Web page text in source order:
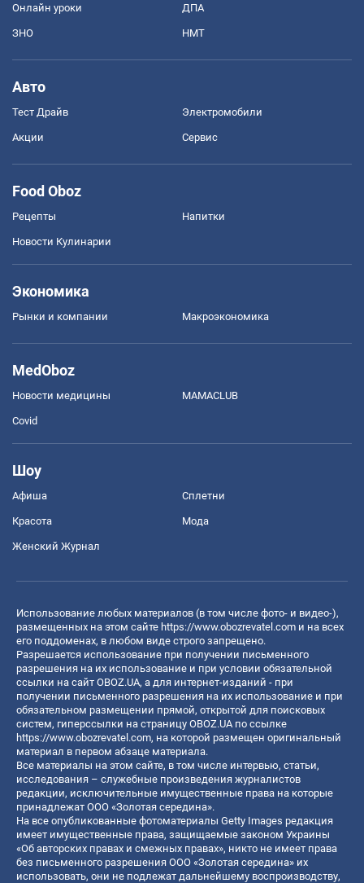
Онлайн уроки ДПА
ЗНО НМТ
Авто
Тест Драйв Электромобили
Акции Сервис
Food Oboz
Рецепты Напитки
Новости Кулинарии
Экономика
Рынки и компании Mакроэкономика
MedOboz
Новости медицины MAMACLUB
Covid
Шоу
Афиша Сплетни
Красота Мода
Женский Журнал
Использование любых материалов (в том числе фото- и видео-),
размещенных на этом сайте https://www.obozrevatel.com и на всех
его поддоменах, в любом виде строго запрещено.
Разрешается использование при получении письменного
разрешения на их использование и при условии обязательной
ссылки на сайт OBOZ.UA, а для интернет-изданий - при
получении письменного разрешения на их использование и при
обязательном размещении прямой, открытой для поисковых
систем, гиперссылки на страницу OBOZ.UA по ссылке
https://www.obozrevatel.com, на которой размещен оригинальный
материал в первом абзаце материала.
Все материалы на этом сайте, в том числе интервью, статьи,
исследования – служебные произведения журналистов
редакции, исключительные имущественные права на которые
принадлежат ООО «Золотая середина».
На все опубликованные фотоматериалы Getty Images редакция
имеет имущественные права, защищаемые законом Украины
«Об авторских правах и смежных правах», никто не имеет права
без письменного разрешения ООО «Золотая середина» их
использовать, они не подлежат дальнейшему воспроизводству,